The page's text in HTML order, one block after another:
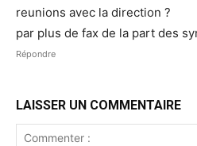
reunions avec la direction ?
par plus de fax de la part des
Répondre
LAISSER UN COMMENTAIRE